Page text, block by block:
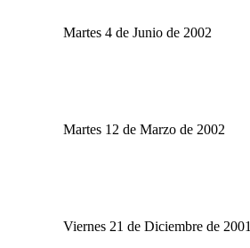
Martes 4 de Junio de 2002
Martes 12 de Marzo de 2002
Viernes 21 de Diciembre de 2001